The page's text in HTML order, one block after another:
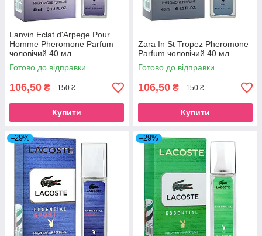
Lanvin Eclat d'Arpege Pour
Homme Pheromone Parfum
чоловічий 40 мл
Готово до відправки
106,50 ₴ 150 ₴
Купити
Zara In St Tropez Pheromone
Parfum чоловічий 40 мл
Готово до відправки
106,50 ₴ 150 ₴
Купити
–29% –29%